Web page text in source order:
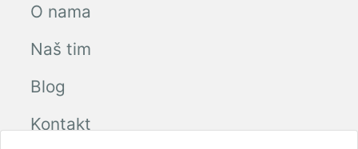
O nama
Naš tim
Blog
Kontakt